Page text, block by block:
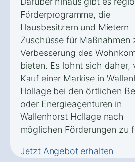
Förderprogramme, die
Hausbesitzern und Mietern
Zuschüsse für Maßnahmen
Verbesserung des
bieten. Es lohnt sich daher,
Kauf einer Markise in
Hollage bei den örtlichen
oder Energieagenturen in
Wallenhorst Hollage nach
möglichen Förderungen zu
Jetzt Angebot erhalten